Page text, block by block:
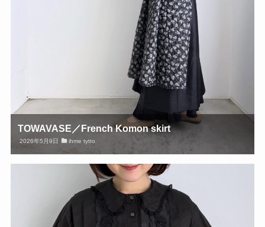
TOWAVASE／French Komon skirt
2026年5月9日 ihme tytto